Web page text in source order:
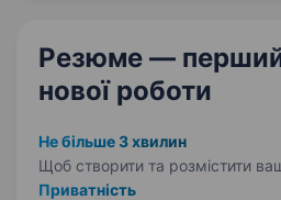
Резюме —
нової роботи
Не більше 3 хвилин
Щоб створити та розмістити
Приватність